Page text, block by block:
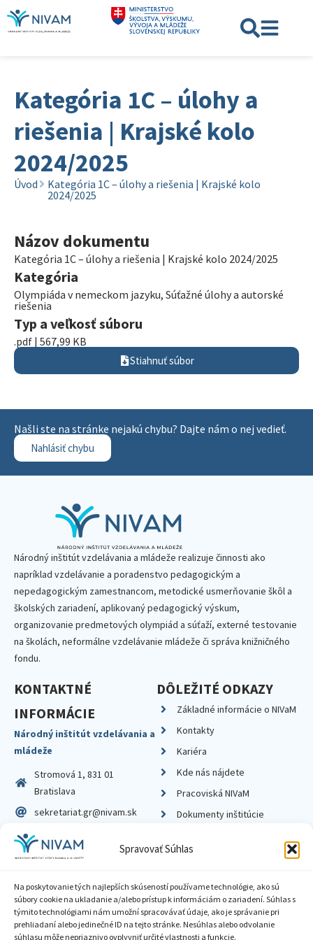
Spravovať Súhlas
Na poskytovanie tých najlepších skúseností používame technológie, ako sú
súbory cookie na ukladanie a/alebo prístup k informáciám o zariadení. Súhlas s
týmito technológiami nám umožní spracovávať údaje, ako je správanie pri
prehliadaní alebo jedinečné ID na tejto stránke. Nesúhlas alebo odvolanie
súhlasu môže nepriaznivo ovplyvniť určité vlastnosti a funkcie.
Kategória 1C – úlohy a
riešenia | Krajské kolo
2024/2025
Úvod
Kategória 1C – úlohy a riešenia | Krajské kolo
2024/2025
Názov dokumentu
Kategória 1C – úlohy a riešenia | Krajské kolo 2024/2025
Kategória
Olympiáda v nemeckom jazyku, Súťažné úlohy a autorské
riešenia
Typ a veľkosť súboru
.pdf | 567,99 KB
Stiahnuť súbor
Našli ste na stránke nejakú chybu? Dajte nám o nej vedieť.
Nahlásiť chybu
Národný inštitút vzdelávania a mládeže realizuje činnosti ako
napríklad vzdelávanie a poradenstvo pedagogickým a
nepedagogickým zamestnancom, metodické usmerňovanie škôl a
školských zariadení, aplikovaný pedagogický výskum,
organizovanie predmetových olympiád a súťaží, externé testovanie
na školách, neformálne vzdelávanie mládeže či správa knižničného
fondu.
KONTAKTNÉ
INFORMÁCIE
Národný inštitút vzdelávania a
mládeže
Stromová 1, 831 01
Bratislava
sekretariat.gr@nivam.sk
IČO: 00164348
DIČ: 2020798714
DÔLEŽITÉ ODKAZY
Základné informácie o NIVaM
Kontakty
Kariéra
Kde nás nájdete
Pracoviská NIVaM
Dokumenty inštitúcie
Zásady ochrany súkromia